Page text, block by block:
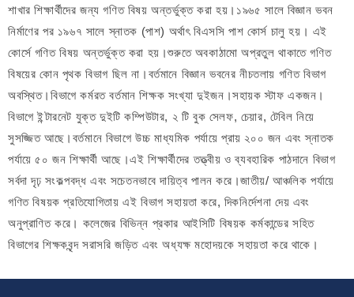
শাখার শিক্ষার্থীদের জন্য গণিত বিষয় অন্তর্ভুক্ত করা হয়।১৯৬৫ সালে বিজ্ঞান ভবন
নির্মাণের পর ১৯৬৭ সালে স্নাতক (পাশ) অর্থাৎ বিএসসি পাশ কোর্স চালু হয়। এই
কোর্সে গণিত বিষয় অন্তর্ভুক্ত করা হয়।শুরুতে অবকাঠামো অপ্রতুল থাকাতে গণিত
বিষয়ের কোন পৃথক বিভাগ ছিল না।বর্তমানে বিজ্ঞান ভবনের নীচতলায় গণিত বিভাগ
অবস্থিত।বিভাগে কর্মরত বর্তমান শিক্ষক সংখ্যা দুইজন।সহায়ক স্টাফ একজন।
বিভাগে ইন্টারনেট যুক্ত দুইটি কম্পিউটার, ২ টি বুক সেলফ, চেয়ার, টেবিল নিয়ে
সুসজ্জিত আছে।বর্তমানে বিভাগে উচ্চ মাধ্যমিক পর্যায়ে প্রায় ২০০ জন এবং স্নাতক
পর্যায়ে ৫০ জন শিক্ষার্থী আছে।এই শিক্ষার্থীদের তত্ত্বীয় ও ব্যবহারিক পাঠদানে বিভাগ
সর্বদা দৃঢ় সংকল্পবদ্ধ এবং সচেতনভাবে দায়িত্ব পালন করে।জাতীয়/ আঞ্চলিক পর্যায়ে
গণিত বিষয়ক প্রতিযোগিতায় এই বিভাগ সহায়তা করে, দিকনির্দেশনা দেয় এবং
অনুপ্রাণিত করে। কলেজের বিভিন্ন প্রকার আইসিটি বিষয়ক কর্মকান্ডের সহিত
বিভাগের শিক্ষকবৃন্দ সরাসরি জড়িত এবং অধ্যক্ষ মহোদয়কে সহায়তা করে থাকে।